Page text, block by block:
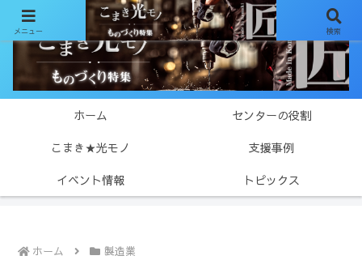
ホーム
センターの役割
こまき★光モノ
支援事例
イベント情報
トピックス
ホーム 製造業
メニュー 検索